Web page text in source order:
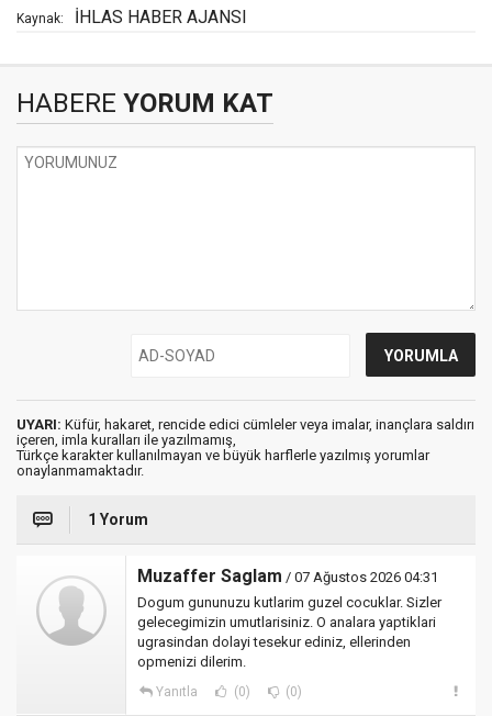
Kaynak: İHLAS HABER AJANSI
HABERE YORUM KAT
UYARI: Küfür, hakaret, rencide edici cümleler veya imalar, inançlara saldırı
içeren, imla kuralları ile yazılmamış,
Türkçe karakter kullanılmayan ve büyük harflerle yazılmış yorumlar
onaylanmamaktadır.
1 Yorum
Muzaffer Saglam / 07 Ağustos 2026 04:31
Dogum gununuzu kutlarim guzel cocuklar. Sizler
gelecegimizin umutlarisiniz. O analara yaptiklari
ugrasindan dolayi tesekur ediniz, ellerinden
opmenizi dilerim.
Yanıtla (0) (0)